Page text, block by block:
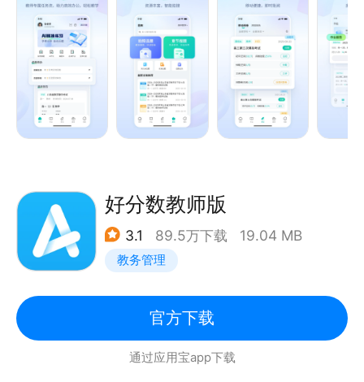
快速查看优秀的试卷，对学生的错题进行分析，大幅度
提升老师的阅卷效率和教学情况。
好分数教师版
3.1 89.5万下载 19.04 MB
教务管理
官方下载
通过应用宝app下载